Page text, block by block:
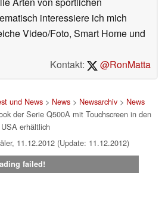
interessiere ich mich
Video/Foto, Smart Home und
Kontakt:
@RonMatta
und News> News> Newsarchiv> News
der Serie Q500A mit Touchscreen in den
USA erhältlich
11.12.2012 (Update: 11.12.2012)
failed!